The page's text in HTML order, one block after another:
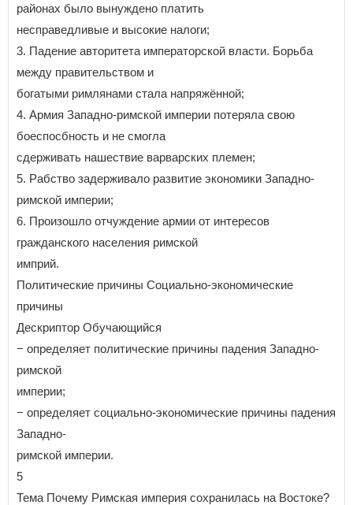
районах было вынуждено платить
несправедливые и высокие налоги;
3. Падение авторитета императорской власти. Борьба
между правительством и
богатыми римлянами стала напряжённой;
4. Армия Западно-римской империи потеряла свою
боеспосбность и не смогла
сдерживать нашествие варварских племен;
5. Рабство задерживало развитие экономики Западно-
римской империи;
6. Произошло отчуждение армии от интересов
гражданского населения римской
имприй.
Политические причины Социально-экономические
причины
Дескриптор Обучающийся
− определяет политические причины падения Западно-
римской
империи;
− определяет социально-экономические причины падения
Западно-
римской империи.
5
Тема Почему Римская империя сохранилась на Востоке?